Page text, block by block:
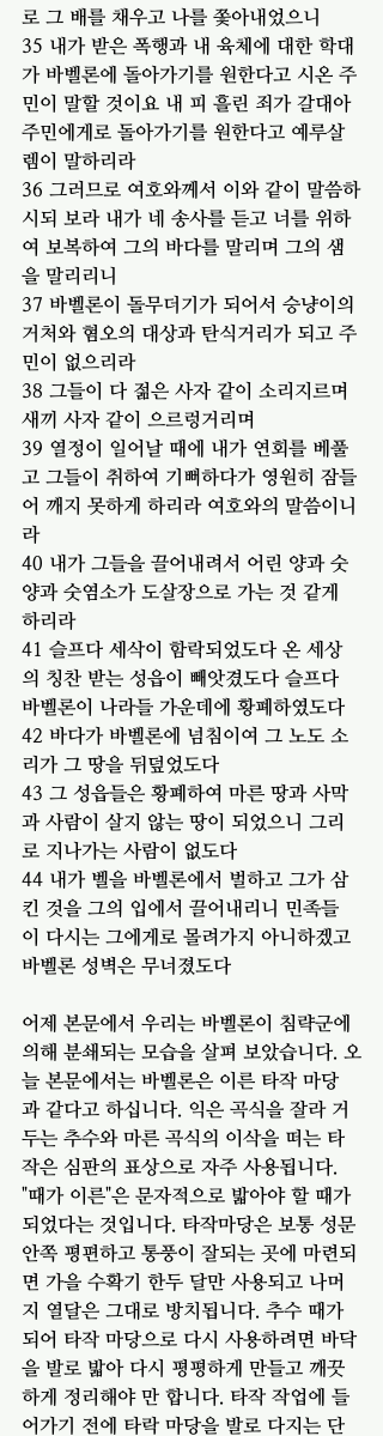
로 그 배를 채우고 나를 쫓아내었으니
35 내가 받은 폭행과 내 육체에 대한 학대
가 바벨론에 돌아가기를 원한다고 시온 주
민이 말할 것이요 내 피 흘린 죄가 갈대아
주민에게로 돌아가기를 원한다고 예루살
렘이 말하리라
36 그러므로 여호와께서 이와 같이 말씀하
시되 보라 내가 네 송사를 듣고 너를 위하
여 보복하여 그의 바다를 말리며 그의 샘
을 말리리니
37 바벨론이 돌무더기가 되어서 승냥이의
거처와 혐오의 대상과 탄식거리가 되고 주
민이 없으리라
38 그들이 다 젊은 사자 같이 소리지르며
새끼 사자 같이 으르렁거리며
39 열정이 일어날 때에 내가 연회를 베풀
고 그들이 취하여 기뻐하다가 영원히 잠들
어 깨지 못하게 하리라 여호와의 말씀이니
라
40 내가 그들을 끌어내려서 어린 양과 숫
양과 숫염소가 도살장으로 가는 것 같게
하리라
41 슬프다 세삭이 함락되었도다 온 세상
의 칭찬 받는 성읍이 빼앗겼도다 슬프다
바벨론이 나라들 가운데에 황폐하였도다
42 바다가 바벨론에 넘침이여 그 노도 소
리가 그 땅을 뒤덮었도다
43 그 성읍들은 황폐하여 마른 땅과 사막
과 사람이 살지 않는 땅이 되었으니 그리
로 지나가는 사람이 없도다
44 내가 벨을 바벨론에서 벌하고 그가 삼
킨 것을 그의 입에서 끌어내리니 민족들
이 다시는 그에게로 몰려가지 아니하겠고
바벨론 성벽은 무너졌도다
어제 본문에서 우리는 바벨론이 침략군에
의해 분쇄되는 모습을 살펴 보았습니다. 오
늘 본문에서는 바벨론은 이른 타작 마당
과 같다고 하십니다. 익은 곡식을 잘라 거
두는 추수와 마른 곡식의 이삭을 떠는 타
작은 심판의 표상으로 자주 사용됩니다.
"때가 이른"은 문자적으로 밟아야 할 때가
되었다는 것입니다. 타작마당은 보통 성문
안쪽 평편하고 통풍이 잘되는 곳에 마련되
면 가을 수확기 한두 달만 사용되고 나머
지 열달은 그대로 방치됩니다. 추수 때가
되어 타작 마당으로 다시 사용하려면 바닥
을 발로 밟아 다시 평평하게 만들고 깨끗
하게 정리해야 만 합니다. 타작 작업에 들
어가기 전에 타락 마당을 발로 다지는 단